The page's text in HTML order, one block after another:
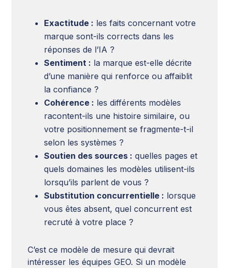
Exactitude : les faits concernant votre
marque sont-ils corrects dans les
réponses de l’IA ?
Sentiment : la marque est-elle décrite
d’une manière qui renforce ou affaiblit
la confiance ?
Cohérence : les différents modèles
racontent-ils une histoire similaire, ou
votre positionnement se fragmente-t-il
selon les systèmes ?
Soutien des sources : quelles pages et
quels domaines les modèles utilisent-ils
lorsqu’ils parlent de vous ?
Substitution concurrentielle : lorsque
vous êtes absent, quel concurrent est
recruté à votre place ?
C’est ce modèle de mesure qui devrait
intéresser les équipes GEO. Si un modèle